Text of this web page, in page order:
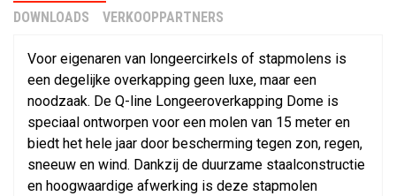
DOWNLOADS
VERKOOPPARTNERS
Voor eigenaren van longeercirkels of stapmolens is
een degelijke overkapping geen luxe, maar een
noodzaak. De Q-line Longeeroverkapping Dome is
speciaal ontworpen voor een molen van 15 meter en
biedt het hele jaar door bescherming tegen zon, regen,
sneeuw en wind. Dankzij de duurzame staalconstructie
en hoogwaardige afwerking is deze stapmolen